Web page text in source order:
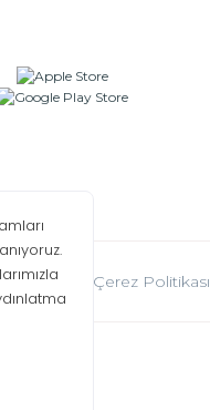
Çerez Politikası